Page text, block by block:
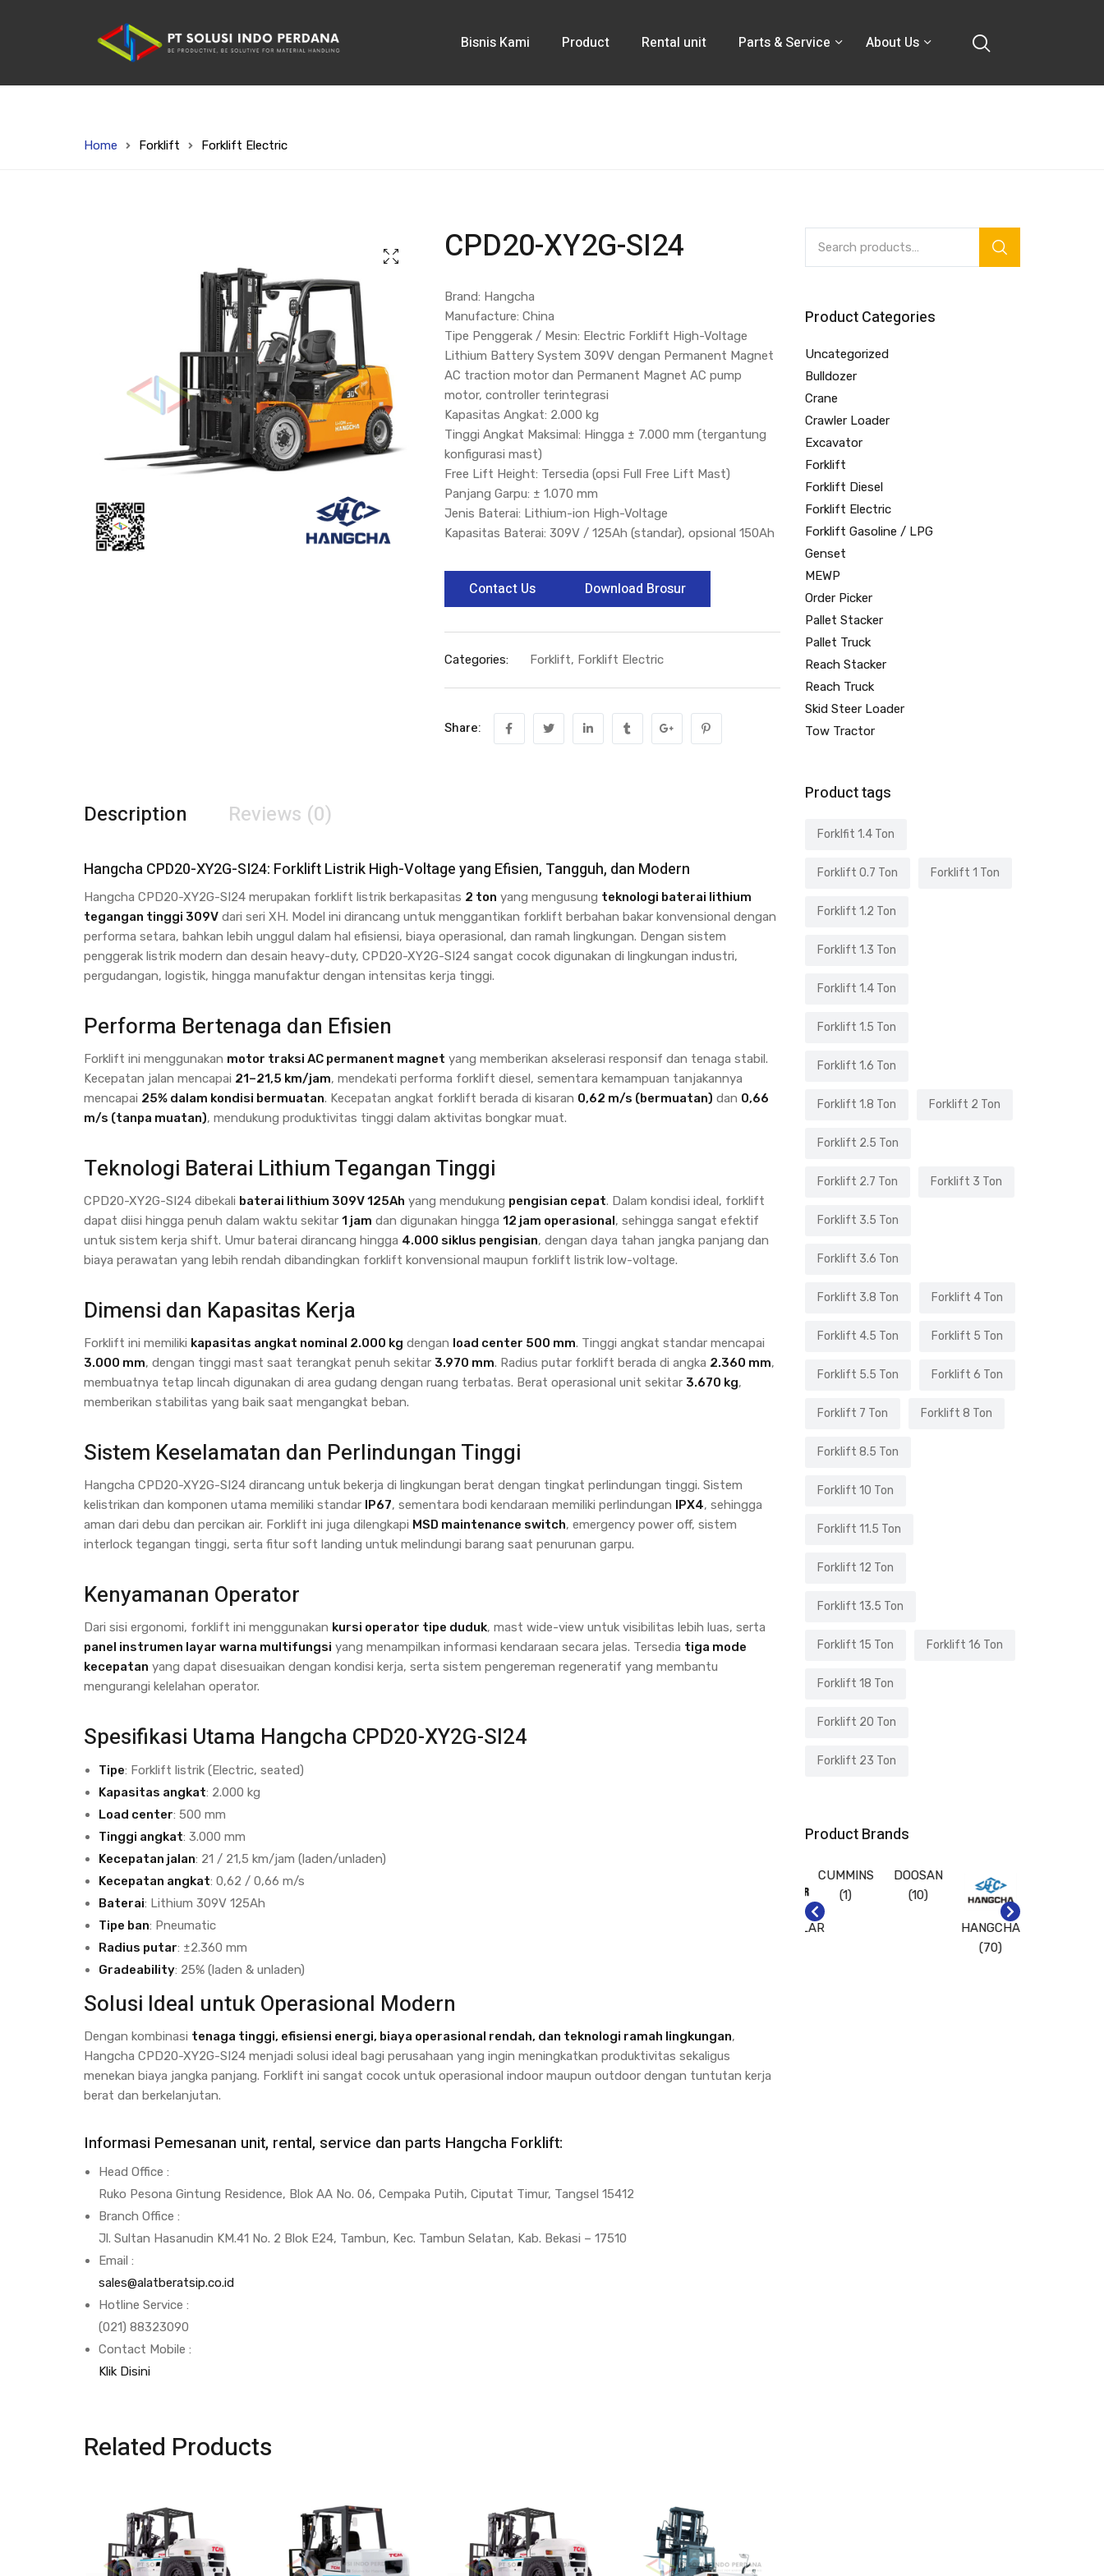
Bisnis Kami Product Rental unit Parts & Service About Us
Home Forklift Forklift Electric
CPD20-XY2G-SI24
Brand: Hangcha
Manufacture: China
Tipe Penggerak / Mesin: Electric Forklift High-Voltage
Lithium Battery System 309V dengan Permanent Magnet
AC traction motor dan Permanent Magnet AC pump
motor, controller terintegrasi
Kapasitas Angkat: 2.000 kg
Tinggi Angkat Maksimal: Hingga ± 7.000 mm (tergantung
konfigurasi mast)
Free Lift Height: Tersedia (opsi Full Free Lift Mast)
Panjang Garpu: ± 1.070 mm
Jenis Baterai: Lithium-ion High-Voltage
Kapasitas Baterai: 309V / 125Ah (standar), opsional 150Ah
Contact Us Download Brosur
Categories: Forklift, Forklift Electric
Share:
Description Reviews (0)
Hangcha CPD20-XY2G-SI24: Forklift Listrik High-Voltage yang Efisien, Tangguh, dan Modern
Hangcha CPD20-XY2G-SI24 merupakan forklift listrik berkapasitas 2 ton yang mengusung teknologi baterai lithium
tegangan tinggi 309V dari seri XH. Model ini dirancang untuk menggantikan forklift berbahan bakar konvensional dengan
performa setara, bahkan lebih unggul dalam hal efisiensi, biaya operasional, dan ramah lingkungan. Dengan sistem
penggerak listrik modern dan desain heavy-duty, CPD20-XY2G-SI24 sangat cocok digunakan di lingkungan industri,
pergudangan, logistik, hingga manufaktur dengan intensitas kerja tinggi.
Performa Bertenaga dan Efisien
Forklift ini menggunakan motor traksi AC permanent magnet yang memberikan akselerasi responsif dan tenaga stabil.
Kecepatan jalan mencapai 21–21,5 km/jam, mendekati performa forklift diesel, sementara kemampuan tanjakannya
mencapai 25% dalam kondisi bermuatan. Kecepatan angkat forklift berada di kisaran 0,62 m/s (bermuatan) dan 0,66
m/s (tanpa muatan), mendukung produktivitas tinggi dalam aktivitas bongkar muat.
Teknologi Baterai Lithium Tegangan Tinggi
CPD20-XY2G-SI24 dibekali baterai lithium 309V 125Ah yang mendukung pengisian cepat. Dalam kondisi ideal, forklift
dapat diisi hingga penuh dalam waktu sekitar 1 jam dan digunakan hingga 12 jam operasional, sehingga sangat efektif
untuk sistem kerja shift. Umur baterai dirancang hingga 4.000 siklus pengisian, dengan daya tahan jangka panjang dan
biaya perawatan yang lebih rendah dibandingkan forklift konvensional maupun forklift listrik low-voltage.
Dimensi dan Kapasitas Kerja
Forklift ini memiliki kapasitas angkat nominal 2.000 kg dengan load center 500 mm. Tinggi angkat standar mencapai
3.000 mm, dengan tinggi mast saat terangkat penuh sekitar 3.970 mm. Radius putar forklift berada di angka 2.360 mm,
membuatnya tetap lincah digunakan di area gudang dengan ruang terbatas. Berat operasional unit sekitar 3.670 kg,
memberikan stabilitas yang baik saat mengangkat beban.
Sistem Keselamatan dan Perlindungan Tinggi
Hangcha CPD20-XY2G-SI24 dirancang untuk bekerja di lingkungan berat dengan tingkat perlindungan tinggi. Sistem
kelistrikan dan komponen utama memiliki standar IP67, sementara bodi kendaraan memiliki perlindungan IPX4, sehingga
aman dari debu dan percikan air. Forklift ini juga dilengkapi MSD maintenance switch, emergency power off, sistem
interlock tegangan tinggi, serta fitur soft landing untuk melindungi barang saat penurunan garpu.
Kenyamanan Operator
Dari sisi ergonomi, forklift ini menggunakan kursi operator tipe duduk, mast wide-view untuk visibilitas lebih luas, serta
panel instrumen layar warna multifungsi yang menampilkan informasi kendaraan secara jelas. Tersedia tiga mode
kecepatan yang dapat disesuaikan dengan kondisi kerja, serta sistem pengereman regeneratif yang membantu
mengurangi kelelahan operator.
Spesifikasi Utama Hangcha CPD20-XY2G-SI24
Tipe: Forklift listrik (Electric, seated)
Kapasitas angkat: 2.000 kg
Load center: 500 mm
Tinggi angkat: 3.000 mm
Kecepatan jalan: 21 / 21,5 km/jam (laden/unladen)
Kecepatan angkat: 0,62 / 0,66 m/s
Baterai: Lithium 309V 125Ah
Tipe ban: Pneumatic
Radius putar: ±2.360 mm
Gradeability: 25% (laden & unladen)
Solusi Ideal untuk Operasional Modern
Dengan kombinasi tenaga tinggi, efisiensi energi, biaya operasional rendah, dan teknologi ramah lingkungan,
Hangcha CPD20-XY2G-SI24 menjadi solusi ideal bagi perusahaan yang ingin meningkatkan produktivitas sekaligus
menekan biaya jangka panjang. Forklift ini sangat cocok untuk operasional indoor maupun outdoor dengan tuntutan kerja
berat dan berkelanjutan.
Informasi Pemesanan unit, rental, service dan parts Hangcha Forklift:
Head Office :
Ruko Pesona Gintung Residence, Blok AA No. 06, Cempaka Putih, Ciputat Timur, Tangsel 15412
Branch Office :
Jl. Sultan Hasanudin KM.41 No. 2 Blok E24, Tambun, Kec. Tambun Selatan, Kab. Bekasi – 17510
Email :
sales@alatberatsip.co.id
Hotline Service :
(021) 88323090
Contact Mobile :
Klik Disini
Related Products
Product Categories
Uncategorized
Bulldozer
Crane
Crawler Loader
Excavator
Forklift
Forklift Diesel
Forklift Electric
Forklift Gasoline / LPG
Genset
MEWP
Order Picker
Pallet Stacker
Pallet Truck
Reach Stacker
Reach Truck
Skid Steer Loader
Tow Tractor
Product tags
Forklfit 1.4 Ton
Forklift 0.7 Ton Forklift 1 Ton
Forklift 1.2 Ton
Forklift 1.3 Ton
Forklift 1.4 Ton
Forklift 1.5 Ton
Forklift 1.6 Ton
Forklift 1.8 Ton Forklift 2 Ton
Forklift 2.5 Ton
Forklift 2.7 Ton Forklift 3 Ton
Forklift 3.5 Ton
Forklift 3.6 Ton
Forklift 3.8 Ton Forklift 4 Ton
Forklift 4.5 Ton Forklift 5 Ton
Forklift 5.5 Ton Forklift 6 Ton
Forklift 7 Ton Forklift 8 Ton
Forklift 8.5 Ton
Forklift 10 Ton
Forklift 11.5 Ton
Forklift 12 Ton
Forklift 13.5 Ton
Forklift 15 Ton Forklift 16 Ton
Forklift 18 Ton
Forklift 20 Ton
Forklift 23 Ton
Product Brands
CATERPILLAR
CUMMINS
(1)
DOOSAN
(10)
HANGCHA
(70)